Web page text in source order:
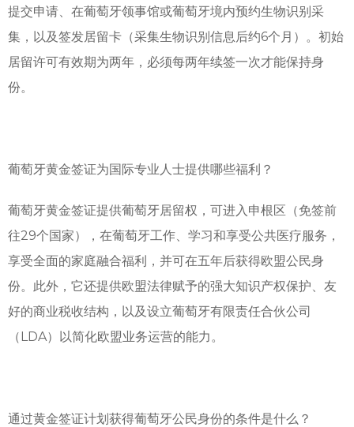
提交申请、在葡萄牙领事馆或葡萄牙境内预约生物识别采
集，以及签发居留卡（采集生物识别信息后约6个月）。初始
居留许可有效期为两年，必须每两年续签一次才能保持身
份。
葡萄牙黄金签证为国际专业人士提供哪些福利？
葡萄牙黄金签证提供葡萄牙居留权，可进入申根区（免签前
往29个国家），在葡萄牙工作、学习和享受公共医疗服务，
享受全面的家庭融合福利，并可在五年后获得欧盟公民身
份。此外，它还提供欧盟法律赋予的强大知识产权保护、友
好的商业税收结构，以及设立葡萄牙有限责任合伙公司
（LDA）以简化欧盟业务运营的能力。
通过黄金签证计划获得葡萄牙公民身份的条件是什么？